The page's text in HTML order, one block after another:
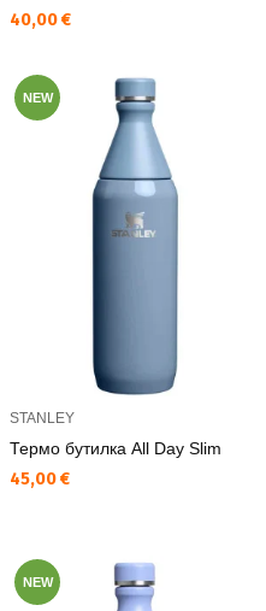
Текуща цена:
40,00 €
NEW
STANLEY
Термо бутилка All Day Slim
Текуща цена:
45,00 €
NEW